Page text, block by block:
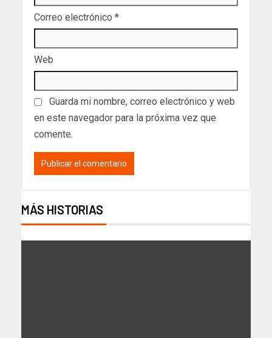
Correo electrónico *
Web
Guarda mi nombre, correo electrónico y web
en este navegador para la próxima vez que
comente.
MÁS HISTORIAS